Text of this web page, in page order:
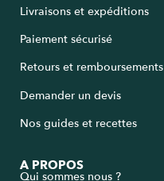
Livraisons et expéditions
Paiement sécurisé
Retours et remboursements
Demander un devis
Nos guides et recettes
A PROPOS
Qui sommes nous ?